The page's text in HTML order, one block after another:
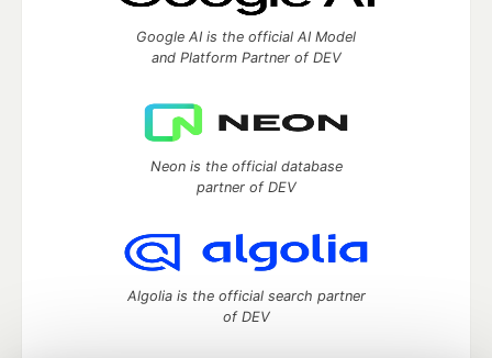
Google AI is the official AI Model
and Platform Partner of DEV
Neon is the official database
partner of DEV
Algolia is the official search partner
of DEV